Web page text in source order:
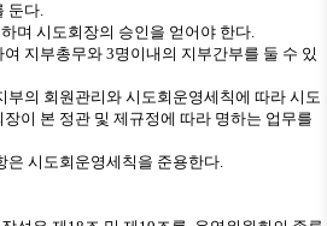
둔다.
며 시도회장의 승인을 얻어야 한다.
여 지부총무와 3명이내의 지부간부를 둘 수 있
부의 회원관리와 시도회운영세칙에 따라 시도
이 본 정관 및 제규정에 따라 명하는 업무를
은 시도회운영세칙을 준용한다.